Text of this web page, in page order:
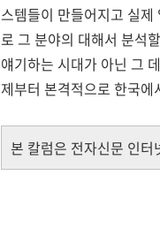
스템들이 만들어지고 실
로 그 분야의 대해서 분석
얘기하는 시대가 아닌 그
제부터 본격적으로 한국
본 칼럼은 전자신문 인